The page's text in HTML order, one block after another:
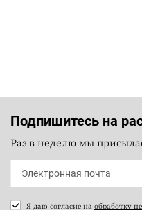
Подпишитесь на
Раз в неделю мы
Я даю согласие на обработку